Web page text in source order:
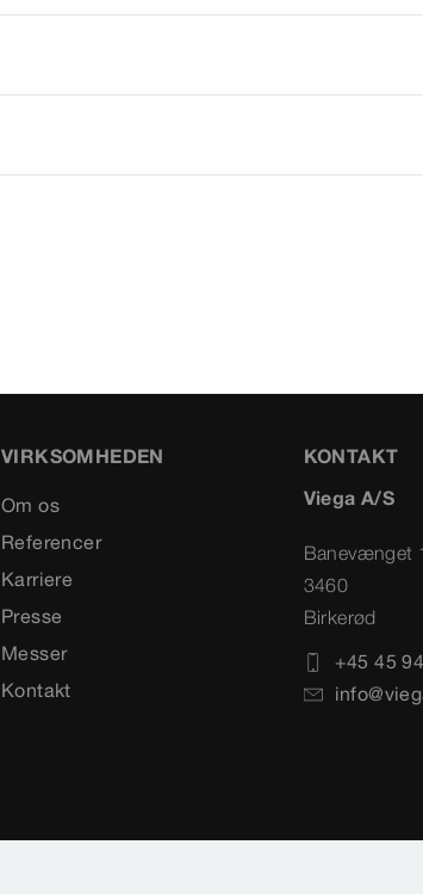
VIRKSOMHEDEN
Om os
Referencer
Karriere
Presse
Messer
Kontakt
KONTAKT
Viega A/S
Banevænget
3460
Birkerød
+45 45